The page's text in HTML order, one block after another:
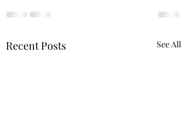
Recent Posts See All